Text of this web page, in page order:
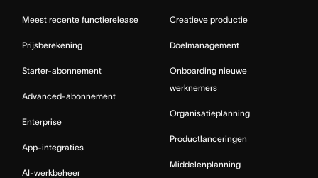
Meest recente functierelease
Prijsberekening
Starter-abonnement
Advanced-abonnement
Enterprise
App-integraties
AI-werkbeheer
Creatieve productie
Doelmanagement
Onboarding nieuwe
werknemers
Organisatieplanning
Productlanceringen
Middelenplanning